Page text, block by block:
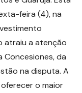
feira (4), na
atraiu a atenção
da
na disputa. A
o maior